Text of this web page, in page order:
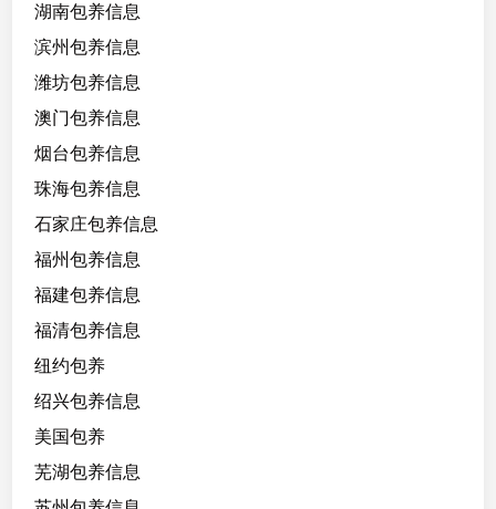
湖南包养信息
滨州包养信息
潍坊包养信息
澳门包养信息
烟台包养信息
珠海包养信息
石家庄包养信息
福州包养信息
福建包养信息
福清包养信息
纽约包养
绍兴包养信息
美国包养
芜湖包养信息